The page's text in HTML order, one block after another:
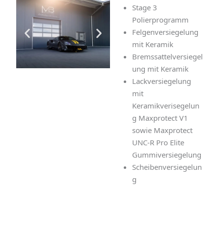
Stage 3
Polierprogramm
Felgenversiegelung
mit Keramik
Bremssattelversiegel
ung mit Keramik
Lackversiegelung
mit
Keramikverisegelun
g Maxprotect V1
sowie Maxprotect
UNC-R Pro Elite
Gummiversiegelung
Scheibenversiegelun
g